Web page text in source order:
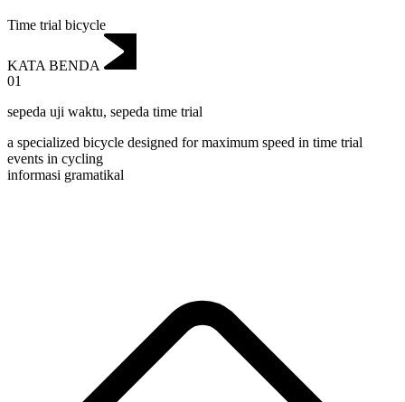
Time trial bicycle
KATA BENDA
01
sepeda uji waktu, sepeda time trial
a specialized bicycle designed for maximum speed in time trial
events in cycling
informasi gramatikal